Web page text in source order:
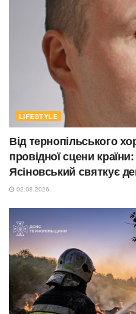
LIFESTYLE
Від тернопільського
провідної сцени
Ясіновський святкує
02.08.2026